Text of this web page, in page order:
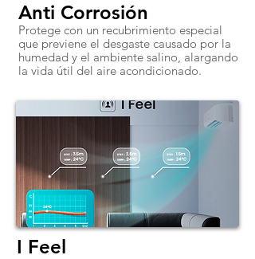
Anti Corrosión
Protege con un recubrimiento especial
que previene el desgaste causado por la
humedad y el ambiente salino, alargando
la vida útil del aire acondicionado.
I Feel